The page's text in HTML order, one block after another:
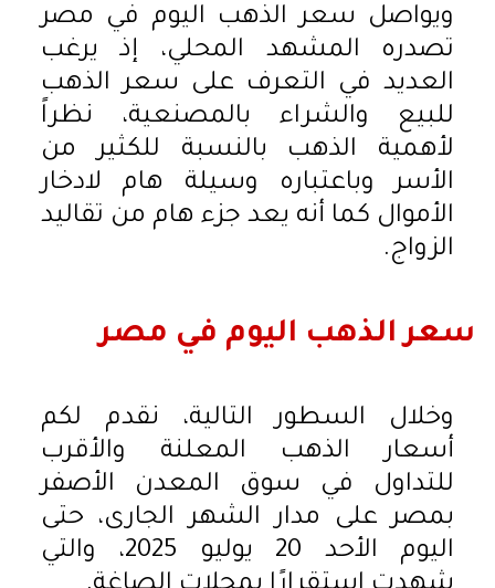
ويواصل سعر الذهب اليوم في مصر
تصدره المشهد المحلي، إذ يرغب
العديد في التعرف على سعر الذهب
للبيع والشراء بالمصنعية، نظراً
لأهمية الذهب بالنسبة للكثير من
الأسر وباعتباره وسيلة هام لادخار
الأموال كما أنه يعد جزء هام من تقاليد
الزواج.
سعر الذهب اليوم في مصر
وخلال السطور التالية، نقدم لكم
أسعار الذهب المعلنة والأقرب
للتداول في سوق المعدن الأصفر
بمصر على مدار الشهر الجارى، حتى
اليوم الأحد 20 يوليو 2025، والتي